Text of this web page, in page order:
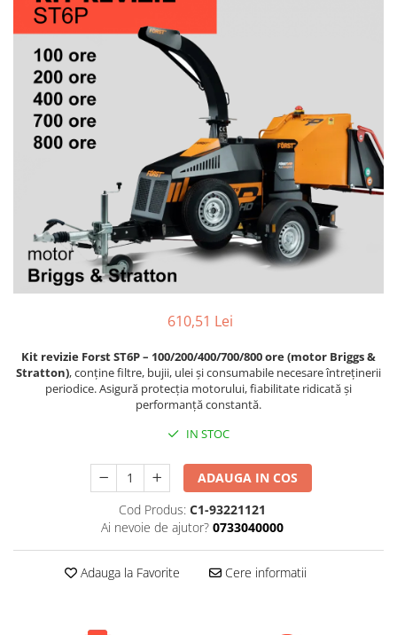
610,51 Lei
Kit revizie Forst ST6P – 100/200/400/700/800 ore (motor Briggs &
Stratton), conține filtre, bujii, ulei și consumabile necesare întreținerii
periodice. Asigură protecția motorului, fiabilitate ridicată și
performanță constantă.
IN STOC
ADAUGA IN COS
Cod Produs: C1-93221121
Ai nevoie de ajutor? 0733040000
Adauga la Favorite Cere informatii